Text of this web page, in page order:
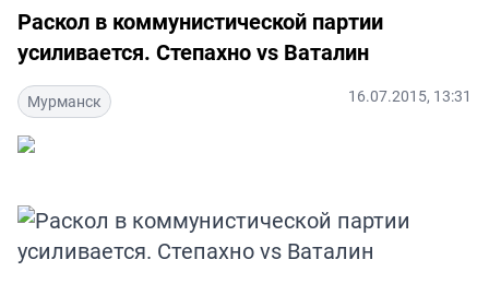
Раскол в коммунистической партии
усиливается. Степахно vs Ваталин
Мурманск 16.07.2015, 13:31